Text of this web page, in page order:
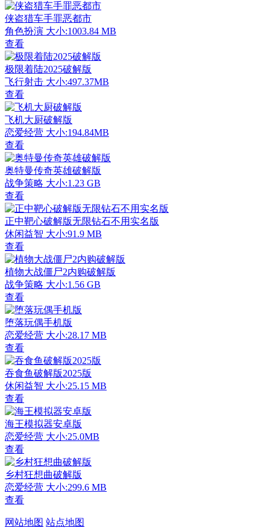
侠盗猎车手罪恶都市
角色扮演 大小:1003.84 MB
查看
极限着陆2025破解版
飞行射击 大小:497.37MB
查看
飞机大厨破解版
恋爱经营 大小:194.84MB
查看
奥特曼传奇英雄破解版
战争策略 大小:1.23 GB
查看
正中靶心破解版无限钻石不用实名版
休闲益智 大小:91.9 MB
查看
植物大战僵尸2内购破解版
战争策略 大小:1.56 GB
查看
堕落玩偶手机版
恋爱经营 大小:28.17 MB
查看
吞食鱼破解版2025版
休闲益智 大小:25.15 MB
查看
海王模拟器安卓版
恋爱经营 大小:25.0MB
查看
乡村狂想曲破解版
恋爱经营 大小:299.6 MB
查看
网站地图 站点地图